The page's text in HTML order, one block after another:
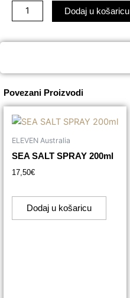
SMOOTH
ME
BALM
50g
količina
Dodaj u košaricu
Povezani Proizvodi
ELEVEN Australia
SEA SALT SPRAY 200ml
17,50€
Dodaj u košaricu